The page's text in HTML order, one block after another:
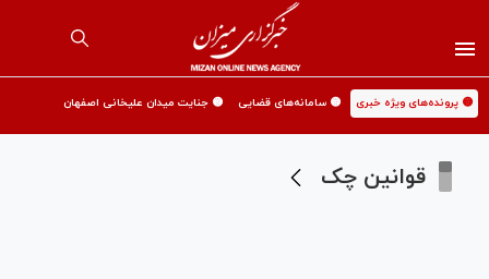
🟡 پرونده‌های ویژه خبری 🟡 سامانه‌های قضایی 🟡 جنایت میدان علیخانی اصفهان
قوانین چک